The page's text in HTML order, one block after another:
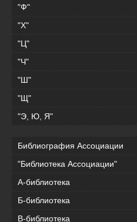
"Ф"
"Х"
"Ц"
"Ч"
"Ш"
"Щ"
"Э, Ю, Я"
Библиография Ассоциации
"Библиотека Ассоциации"
А-библиотека
Б-библиотека
В-библиотека